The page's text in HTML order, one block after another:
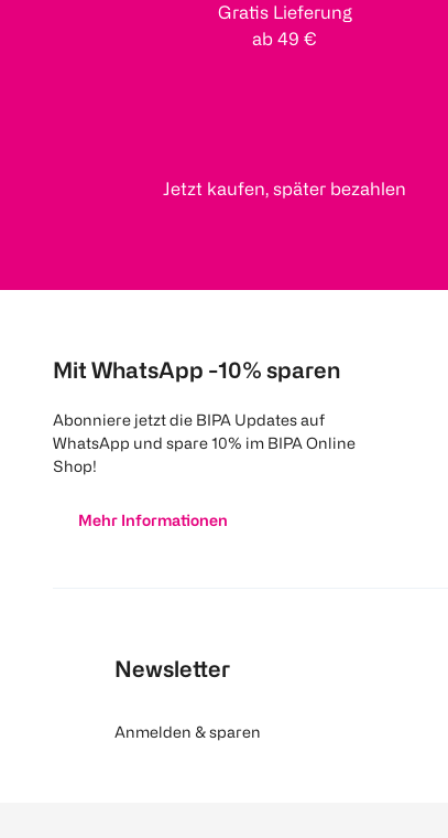
Gratis Lieferung
ab 49 €
Jetzt kaufen, später bezahlen
Mit WhatsApp -10% sparen
Abonniere jetzt die BIPA Updates auf
WhatsApp und spare 10% im BIPA Online
Shop!
Mehr Informationen
Newsletter
Anmelden & sparen